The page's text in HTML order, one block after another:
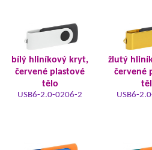
bílý hliníkový kryt,
červené plastové
tělo
USB6-2.0-0206-2
žlutý
červené
USB6-